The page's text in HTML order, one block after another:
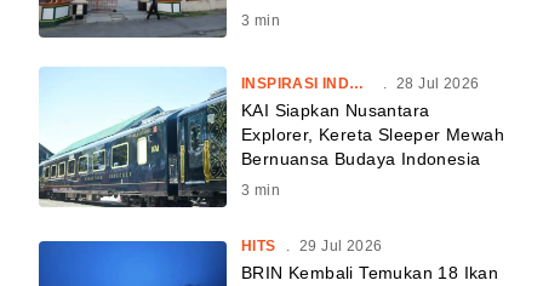
3 min
INSPIRASI INDONESIA . 28 Jul 2026
KAI Siapkan Nusantara
Explorer, Kereta Sleeper Mewah
Bernuansa Budaya Indonesia
3 min
HITS . 29 Jul 2026
BRIN Kembali Temukan 18 Ikan